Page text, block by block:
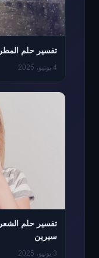
تفسير حلم
4 يونيو، 2025
تفسير حلم
سيرين
3 يونيو، 2025